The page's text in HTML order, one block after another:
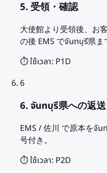
5. 受領・確認
大使館より受領後、お
の後 EMS でจันทบุรี県ま
⏱️ ใช้เวลา: P1D
6
6. จันทบุรี県への返送
EMS / 佐川 で原本をจั
号付き。
⏱️ ใช้เวลา: P2D